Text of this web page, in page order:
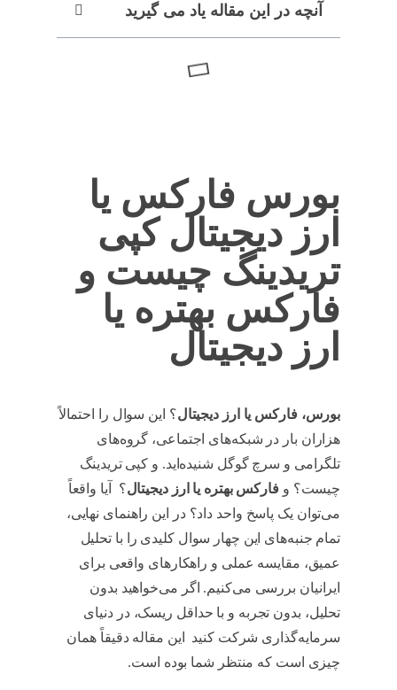
آنچه در این مقاله یاد می گیرید
بورس فارکس یا
ارز دیجیتال کپی
تریدینگ چیست و
فارکس بهتره یا
ارز دیجیتال
بورس، فارکس یا ارز دیجیتال؟ این سوال را احتمالاً
هزاران بار در شبکه‌های اجتماعی، گروه‌های
تلگرامی و سرچ گوگل شنیده‌اید. و کپی تریدینگ
چیست؟ و فارکس بهتره یا ارز دیجیتال؟ آیا واقعاً
می‌توان یک پاسخ واحد داد؟ در این راهنمای نهایی،
تمام جنبه‌های این چهار سوال کلیدی را با تحلیل
عمیق، مقایسه عملی و راهکارهای واقعی برای
ایرانیان بررسی می‌کنیم. اگر می‌خواهید بدون
تحلیل، بدون تجربه و با حداقل ریسک، در دنیای
سرمایه‌گذاری شرکت کنید این مقاله دقیقاً همان
چیزی است که منتظر شما بوده است.